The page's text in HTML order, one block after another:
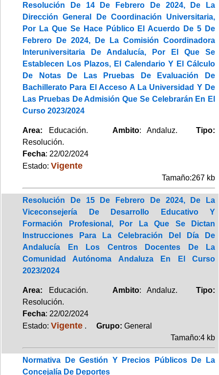
Resolución De 14 De Febrero De 2024, De La
Dirección General De Coordinación Universitaria,
Por La Que Se Hace Público El Acuerdo De 5 De
Febrero De 2024, De La Comisión Coordinadora
Interuniversitaria De Andalucía, Por El Que Se
Establecen Los Plazos, El Calendario Y El Cálculo
De Notas De Las Pruebas De Evaluación De
Bachillerato Para El Acceso A La Universidad Y De
Las Pruebas De Admisión Que Se Celebrarán En El
Curso 2023/2024
Area: Educación. Ambito: Andaluz.Tipo:
Resolución.
Fecha: 22/02/2024
Estado: Vigente
Tamaño:267 kb
Resolución De 15 De Febrero De 2024, De La
Viceconsejería De Desarrollo Educativo Y
Formación Profesional, Por La Que Se Dictan
Instrucciones Para La Celebración Del Día De
Andalucía En Los Centros Docentes De La
Comunidad Autónoma Andaluza En El Curso
2023/2024
Area: Educación. Ambito: Andaluz.Tipo:
Resolución.
Fecha: 22/02/2024
Estado: Vigente . Grupo: General
Tamaño:4 kb
Normativa De Gestión Y Precios Públicos De La
Concejalía De Deportes